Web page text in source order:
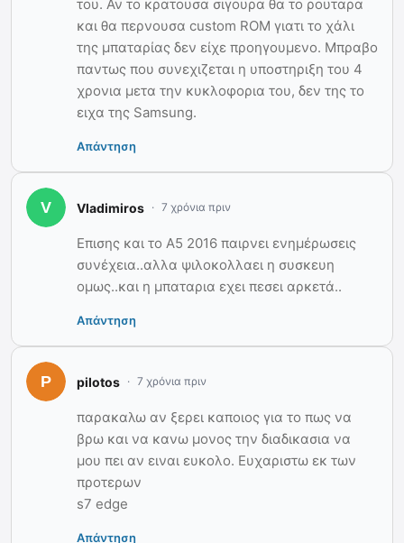
του. Αν το κρατουσα σιγουρα θα το ρουταρα
και θα περνουσα custom ROM γιατι το χάλι
της μπαταρίας δεν είχε προηγουμενο. Μπραβο
παντως που συνεχιζεται η υποστηριξη του 4
χρονια μετα την κυκλοφορια του, δεν της το
ειχα της Samsung.
Απάντηση
Vladimiros 7 χρόνια πριν
Επισης και το Α5 2016 παιρνει ενημέρωσεις
συνέχεια..αλλα ψιλοκολλαει η συσκευη
ομως..και η μπαταρια εχει πεσει αρκετά..
Απάντηση
pilotos 7 χρόνια πριν
παρακαλω αν ξερει καποιος για το πως να
βρω και να κανω μονος την διαδικασια να
μου πει αν ειναι ευκολο. Ευχαριστω εκ των
προτερων
s7 edge
Απάντηση